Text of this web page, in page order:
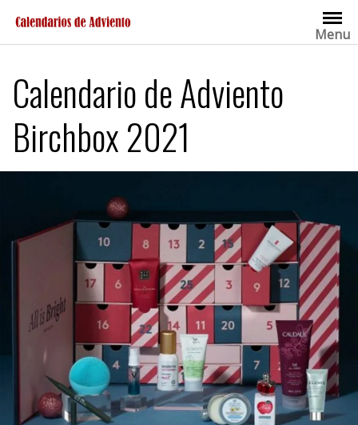
contenido
Menu
Calendario de Adviento
Birchbox 2021